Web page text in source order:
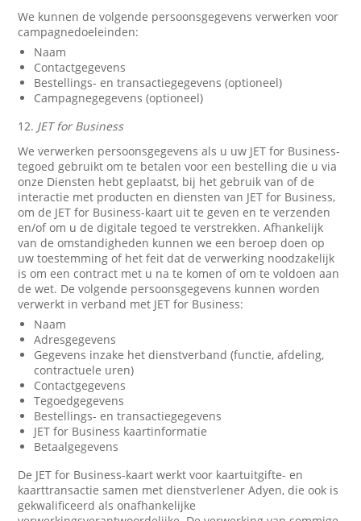
We kunnen de volgende persoonsgegevens verwerken voor
campagnedoeleinden:
Naam
Contactgegevens
Bestellings- en transactiegegevens (optioneel)
Campagnegegevens (optioneel)
12. JET for Business
We verwerken persoonsgegevens als u uw JET for Business-
tegoed gebruikt om te betalen voor een bestelling die u via
onze Diensten hebt geplaatst, bij het gebruik van of de
interactie met producten en diensten van JET for Business,
om de JET for Business-kaart uit te geven en te verzenden
en/of om u de digitale tegoed te verstrekken. Afhankelijk
van de omstandigheden kunnen we een beroep doen op
uw toestemming of het feit dat de verwerking noodzakelijk
is om een contract met u na te komen of om te voldoen aan
de wet. De volgende persoonsgegevens kunnen worden
verwerkt in verband met JET for Business:
Naam
Adresgegevens
Gegevens inzake het dienstverband (functie, afdeling,
contractuele uren)
Contactgegevens
Tegoedgegevens
Bestellings- en transactiegegevens
JET for Business kaartinformatie
Betaalgegevens
De JET for Business-kaart werkt voor kaartuitgifte- en
kaarttransactie samen met dienstverlener Adyen, die ook is
gekwalificeerd als onafhankelijke